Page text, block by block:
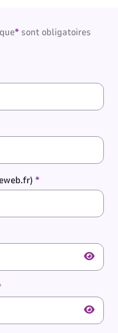
* sont obligatoires